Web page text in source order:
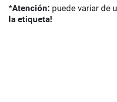
*Atención: puede variar de
la etiqueta!